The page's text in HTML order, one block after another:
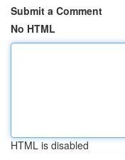
Submit a Comment
No HTML
HTML is disabled